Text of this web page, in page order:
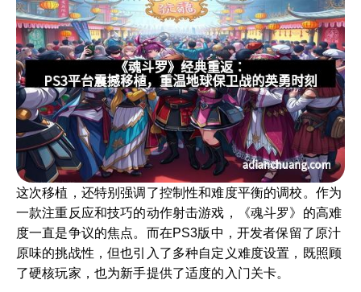
这次移植，还特别强调了控制性和难度平衡的调校。作为
一款注重反应和技巧的动作射击游戏，《魂斗罗》的高难
度一直是争议的焦点。而在PS3版中，开发者保留了原汁
原味的挑战性，但也引入了多种自定义难度设置，既照顾
了硬核玩家，也为新手提供了适度的入门关卡。